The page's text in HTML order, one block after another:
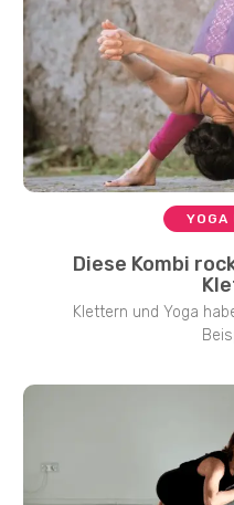
YOGA
Diese Kombi
Klettern und Yoga